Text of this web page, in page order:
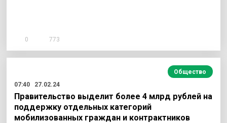
0 773
Общество
07:40
27.02.24
Правительство выделит более 4 млрд рублей на
поддержку отдельных категорий
мобилизованных граждан и контрактников